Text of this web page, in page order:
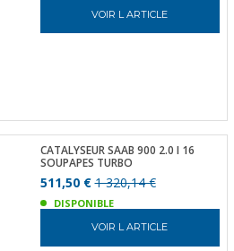
VOIR L ARTICLE
CATALYSEUR SAAB 900 2.0 I 16
SOUPAPES TURBO
511,50 €1 320,14 €
DISPONIBLE
VOIR L ARTICLE